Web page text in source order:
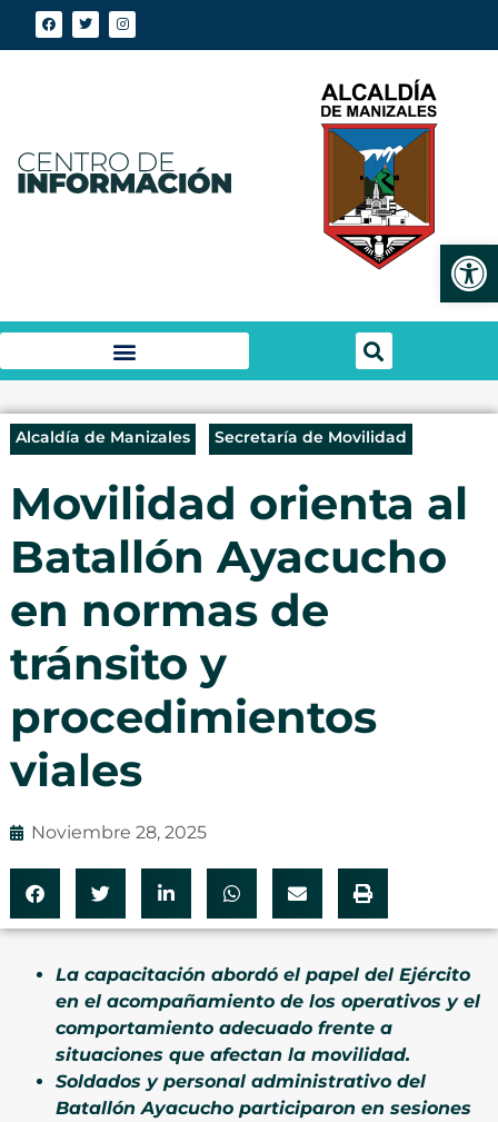
Alcaldía de Manizales Secretaría de Movilidad
Movilidad orienta al
Batallón Ayacucho
en normas de
tránsito y
procedimientos
viales
Noviembre 28, 2025
La capacitación abordó el papel del Ejército
en el acompañamiento de los operativos y el
comportamiento adecuado frente a
situaciones que afectan la movilidad.
Soldados y personal administrativo del
Batallón Ayacucho participaron en sesiones